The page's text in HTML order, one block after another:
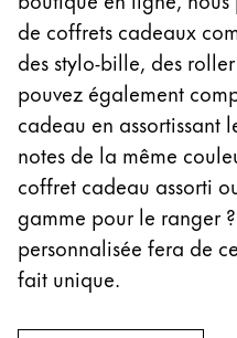
de coffrets cadeaux
des stylo-bille, des
pouvez également
cadeau en assortissant
notes de la même
coffret cadeau assorti
gamme pour le ranger
personnalisée fera de
fait unique.